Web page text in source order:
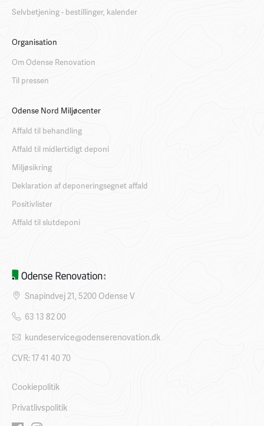
Selvbetjening - bestillinger, kalender
Organisation
Om Odense Renovation
Til pressen
Odense Nord Miljøcenter
Affald til behandling
Affald til midlertidigt deponi
Miljøsikring
Deklaration af deponeringsegnet affald
Positivlister
Affald til slutdeponi
Snapindvej 21, 5200 Odense V
63 13 82 00
kundeservice@odenserenovation.dk
CVR: 17 41 40 70
Cookiepolitik
Privatlivspolitik